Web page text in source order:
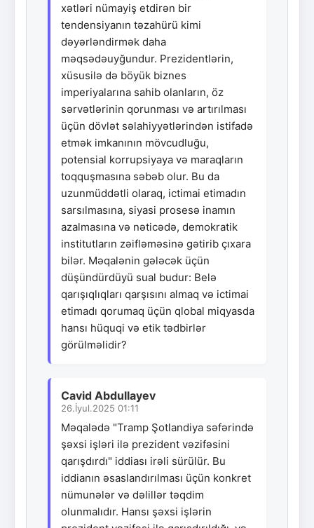
xətləri nümayiş etdirən bir
tendensiyanın təzahürü kimi
dəyərləndirmək daha
məqsədəuyğundur. Prezidentlərin,
xüsusilə də böyük biznes
imperiyalarına sahib olanların, öz
sərvətlərinin qorunması və artırılması
üçün dövlət səlahiyyətlərindən istifadə
etmək imkanının mövcudluğu,
potensial korrupsiyaya və maraqların
toqquşmasına səbəb olur. Bu da
uzunmüddətli olaraq, ictimai etimadın
sarsılmasına, siyasi prosesə inamın
azalmasına və nəticədə, demokratik
institutların zəifləməsinə gətirib çıxara
bilər. Məqalənin gələcək üçün
düşündürdüyü sual budur: Belə
qarışıqlıqları qarşısını almaq və ictimai
etimadı qorumaq üçün qlobal miqyasda
hansı hüquqi və etik tədbirlər
görülməlidir?
Cavid Abdullayev
26.İyul.2025 01:11
Məqalədə "Tramp Şotlandiya səfərində
şəxsi işləri ilə prezident vəzifəsini
qarışdırdı" iddiası irəli sürülür. Bu
iddianın əsaslandırılması üçün konkret
nümunələr və dəlillər təqdim
olunmalıdır. Hansı şəxsi işlərin